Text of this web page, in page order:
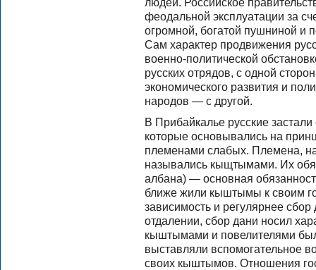
феодальной эксплуатации за
огромной, богатой пушниной и
Сам характер продвижения
военно-политической
русских отрядов, с одной
экономического развития и
народов — с другой.
В Прибайкалье русские
которые основывались на
племенами слабых. Племена,
назывались кыщтымами. Их
албана) — основная
ближе жили кыштымы к своим
зависимость и регулярнее
отдалении, сбор дани носил
кыштымами и повелителями
выставляли вспомогательное
своих кыштымов. Отношения